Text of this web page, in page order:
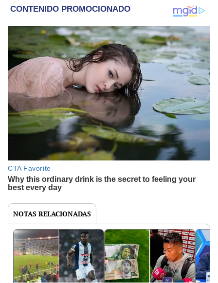
NOTAS RELACIONADAS